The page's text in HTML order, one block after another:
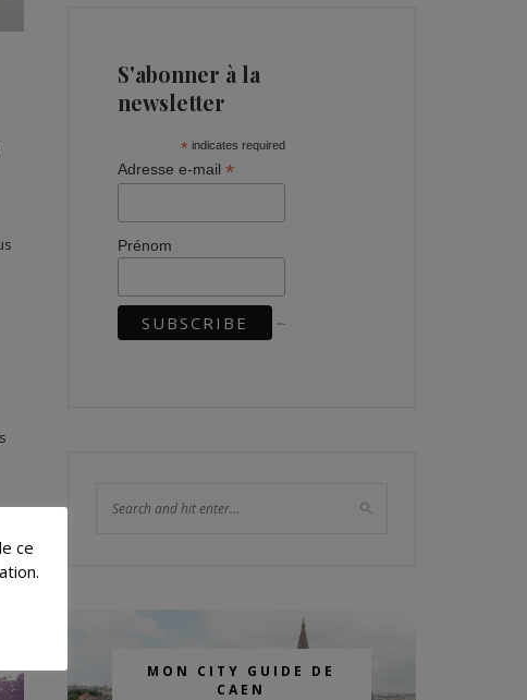
S'abonner à la
newsletter
* indicates required
Adresse e-mail *
Prénom
MON CITY GUIDE DE
CAEN
ce